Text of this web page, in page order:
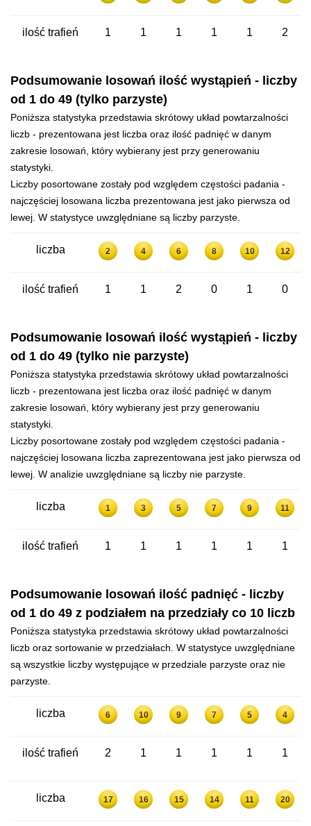
ilość trafień 1 1 1 1 1 2
Podsumowanie losowań ilość wystąpień - liczby
od 1 do 49 (tylko parzyste)
Poniższa statystyka przedstawia skrótowy układ powtarzalności
liczb - prezentowana jest liczba oraz ilość padnięć w danym
zakresie losowań, który wybierany jest przy generowaniu
statystyki.
Liczby posortowane zostały pod względem częstości padania -
najczęściej losowana liczba prezentowana jest jako pierwsza od
lewej. W statystyce uwzględniane są liczby parzyste.
liczba 2 4 6 8 10 12
ilość trafień 1 1 2 0 1 0
Podsumowanie losowań ilość wystąpień - liczby
od 1 do 49 (tylko nie parzyste)
Poniższa statystyka przedstawia skrótowy układ powtarzalności
liczb - prezentowana jest liczba oraz ilość padnięć w danym
zakresie losowań, który wybierany jest przy generowaniu
statystyki.
Liczby posortowane zostały pod względem częstości padania -
najczęściej losowana liczba zaprezentowana jest jako pierwsza od
lewej. W analizie uwzględniane są liczby nie parzyste.
liczba 1 3 5 7 9 11
ilość trafień 1 1 1 1 1 1
Podsumowanie losowań ilość padnięć - liczby
od 1 do 49 z podziałem na przedziały co 10 liczb
Poniższa statystyka przedstawia skrótowy układ powtarzalności
liczb oraz sortowanie w przedziałach. W statystyce uwzględniane
są wszystkie liczby występujące w przedziale parzyste oraz nie
parzyste.
liczba 6 10 9 7 5 4
ilość trafień 2 1 1 1 1 1
liczba 17 16 15 14 11 20